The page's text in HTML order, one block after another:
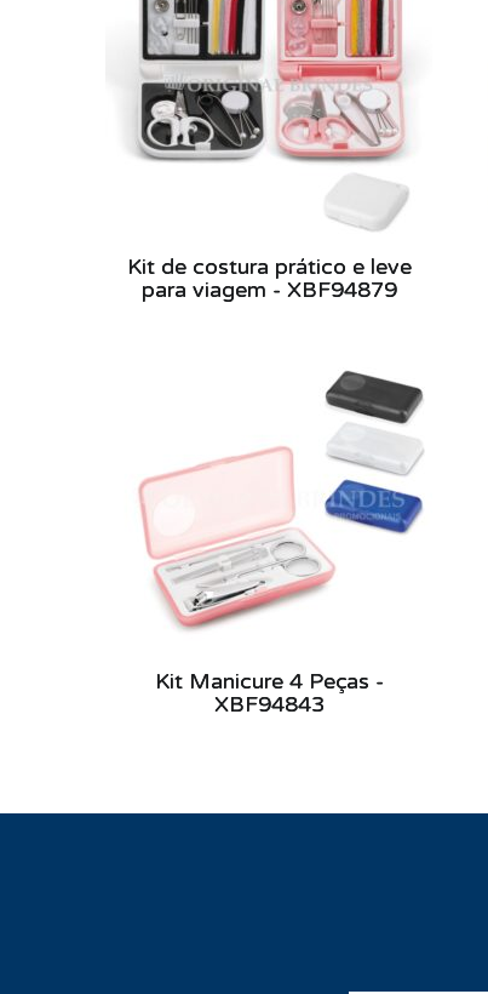
Kit de costura prático e leve
para viagem - XBF94879
Kit Manicure 4 Peças -
XBF94843